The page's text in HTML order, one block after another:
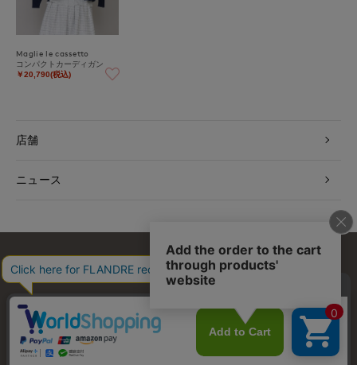
Maglie le cassetto
コンパクトカーディガン
￥20,790(税込)
店舗
ニュース
お問い合わせ 利用規約 会社概要 プライバシーポリシー
特定商取引・古物営業法に基づく表示 店舗リスト